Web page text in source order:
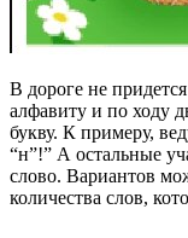
В дороге не
алфавиту и по ходу
букву. К примеру,
“н”!” А остальные
слово. Вариантов
количества слов,